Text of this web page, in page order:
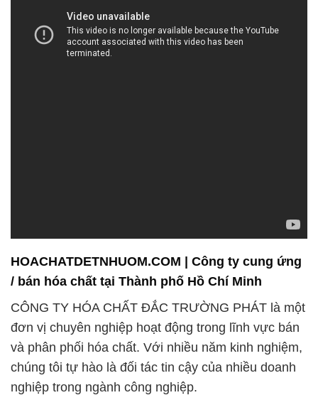
HOACHATDETNHUOM.COM | Công ty cung ứng
/ bán hóa chất tại Thành phố Hồ Chí Minh
CÔNG TY HÓA CHẤT ĐẮC TRƯỜNG PHÁT là một
đơn vị chuyên nghiệp hoạt động trong lĩnh vực bán
và phân phối hóa chất. Với nhiều năm kinh nghiệm,
chúng tôi tự hào là đối tác tin cậy của nhiều doanh
nghiệp trong ngành công nghiệp.